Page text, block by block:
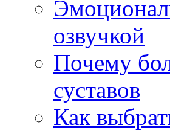
озвучкой
Почему
суставов
Как